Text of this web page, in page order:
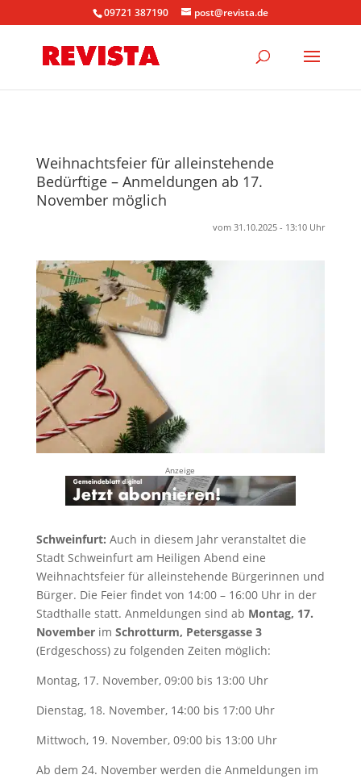
09721 387190 post@revista.de
Weihnachtsfeier für alleinstehende
Bedürftige – Anmeldungen ab 17.
November möglich
vom 31.10.2025 - 13:10 Uhr
Anzeige
Schweinfurt: Auch in diesem Jahr veranstaltet die
Stadt Schweinfurt am Heiligen Abend eine
Weihnachtsfeier für alleinstehende Bürgerinnen und
Bürger. Die Feier findet von 14:00 – 16:00 Uhr in der
Stadthalle statt. Anmeldungen sind ab Montag, 17.
November im Schrotturm, Petersgasse 3
(Erdgeschoss) zu folgenden Zeiten möglich:
Montag, 17. November, 09:00 bis 13:00 Uhr
Dienstag, 18. November, 14:00 bis 17:00 Uhr
Mittwoch, 19. November, 09:00 bis 13:00 Uhr
Ab dem 24. November werden die Anmeldungen im